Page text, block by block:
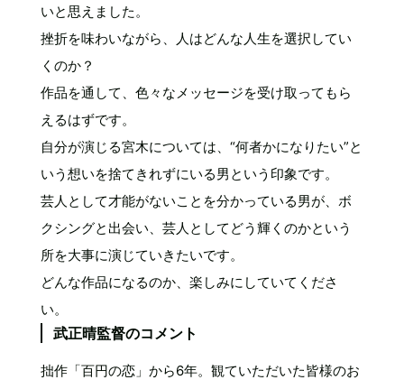
いと思えました。
挫折を味わいながら、人はどんな人生を選択してい
くのか？
作品を通して、色々なメッセージを受け取ってもら
えるはずです。
自分が演じる宮木については、“何者かになりたい”と
いう想いを捨てきれずにいる男という印象です。
芸人として才能がないことを分かっている男が、ボ
クシングと出会い、芸人としてどう輝くのかという
所を大事に演じていきたいです。
どんな作品になるのか、楽しみにしていてくださ
い。
武正晴監督のコメント
拙作「百円の恋」から6年。観ていただいた皆様のお